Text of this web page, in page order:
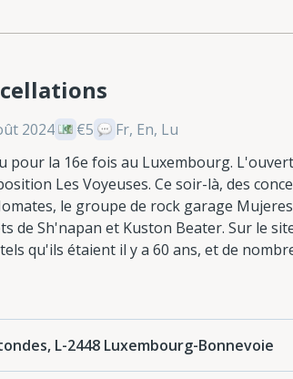
2024 €5
Fr, En, Lu
pour la 16e fois au Luxembourg.
Les Voyeuses. Ce soir-là, des
le groupe de rock garage
de Sh'napan et Kuston Beater. Sur le
qu'ils étaient il y a 60 ans, et de
L-2448 Luxembourg-Bonnevoie